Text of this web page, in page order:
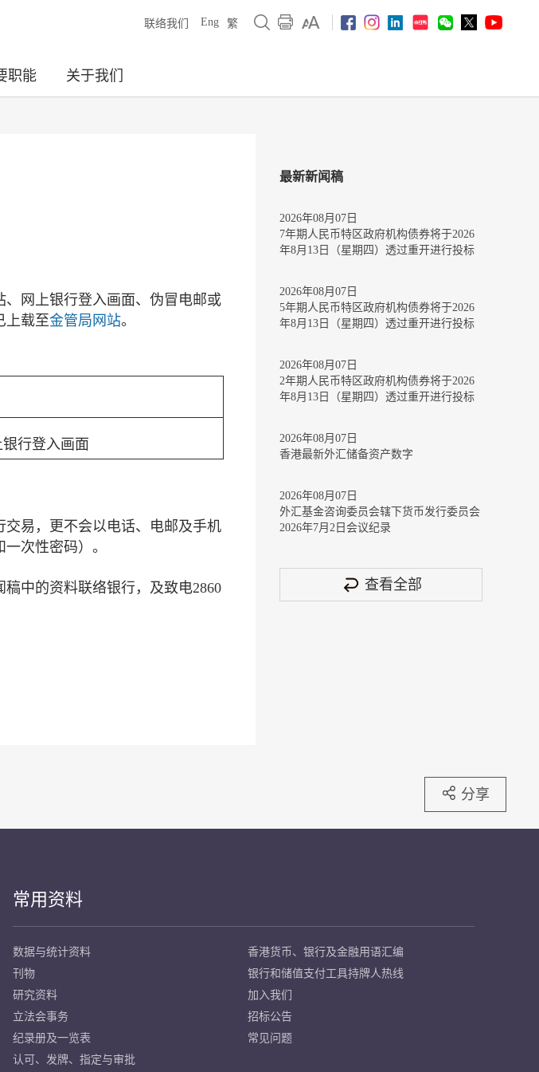
联络我们 Eng 繁
职能 关于我们
网上银行登入画面、伪冒电邮或
上载至金管局网站。
行登入画面
易，更不会以电话、电邮及手机
次性密码）。
中的资料联络银行，及致电2860
最新新闻稿
2026年08月07日
7年期人民币特区政府机构债券将于2026
年8月13日（星期四）透过重开进行投标
2026年08月07日
5年期人民币特区政府机构债券将于2026
年8月13日（星期四）透过重开进行投标
2026年08月07日
2年期人民币特区政府机构债券将于2026
年8月13日（星期四）透过重开进行投标
2026年08月07日
香港最新外汇储备资产数字
2026年08月07日
外汇基金咨询委员会辖下货币发行委员会
2026年7月2日会议纪录
查看全部
分享
常用资料
数据与统计资料
刊物
研究资料
立法会事务
纪录册及一览表
认可、发牌、指定与审批
香港货币、银行及金融用语汇编
银行和储值支付工具持牌人热线
加入我们
招标公告
常见问题